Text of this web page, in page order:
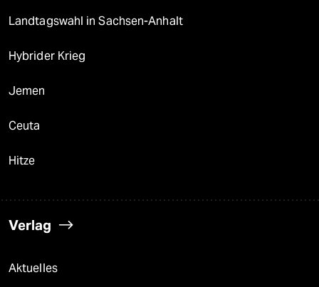
Landtagswahl in Sachsen-Anhalt
Hybrider Krieg
Jemen
Ceuta
Hitze
Verlag
Aktuelles